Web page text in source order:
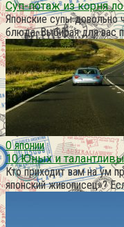
Суп-потаж из корня
Японские супы довольно
блюда. Выбирая для вас
О японии
10 Юных и
Кто приходит вам на ум
японский живописец»?